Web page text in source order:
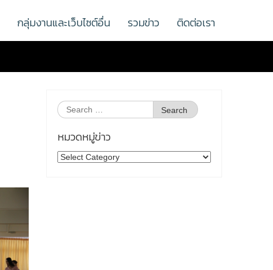
กลุ่มงานและเว็บไซต์อื่น รวมข่าว ติดต่อเรา
Search
for:
หมวดหมู่ข่าว
หมวด